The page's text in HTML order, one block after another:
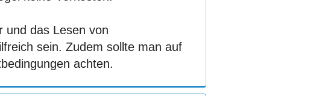
und das Lesen von
sein. Zudem sollte man auf
achten.